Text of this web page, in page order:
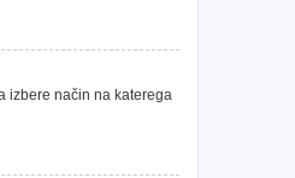
izbere način na katerega